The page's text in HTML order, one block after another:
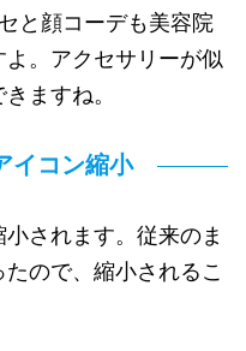
と顔コーデも美容院
。アクセサリーが似
ますね。
イコン縮小
されます。従来のま
ので、縮小されるこ